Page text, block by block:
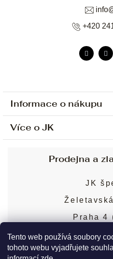
Tento web používá soubory
tohoto webu vyjadřujete
Informace o nákupu
Ochrana osobních
Sjednání osobní
Obchodní podmínky
Puncovní značky
Více o JK
Blog
Nejčastější dotazy
info
+420
Prodejna a
JK
Praha 4
Více o